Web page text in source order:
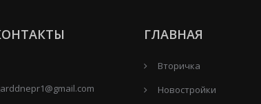
ГЛАВНАЯ
Вторичка
Новостройки